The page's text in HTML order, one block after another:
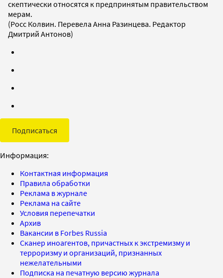
скептически относятся к предпринятым правительством
мерам.
(Росс Колвин. Перевела Анна Разинцева. Редактор
Дмитрий Антонов)
Подписаться
Информация:
Контактная информация
Правила обработки
Реклама в журнале
Реклама на сайте
Условия перепечатки
Архив
Вакансии в Forbes Russia
Сканер иноагентов, причастных к экстремизму и
терроризму и организаций, признанных
нежелательными
Подписка на печатную версию журнала